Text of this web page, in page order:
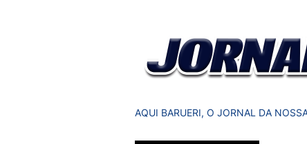
AQUI BARUERI, O JORNAL DA